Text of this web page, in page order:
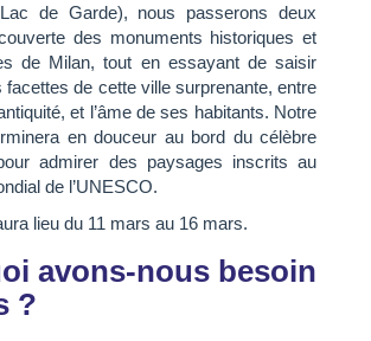
de Garde), nous passerons deux
des monuments historiques et
de Milan, tout en essayant de saisir
facettes de cette ville surprenante, entre
et l’âme de ses habitants. Notre
en douceur au bord du célèbre
admirer des paysages inscrits au
de l’UNESCO.
lieu du 11 mars au 16 mars.
avons-nous besoin
?